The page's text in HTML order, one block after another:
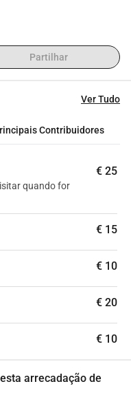
e agora temos
e todas as
a Égua grávida ....
Powerful, Queen,
se
de ter o nosso
ajuda!
Partilhar
Ver Tudo
Contribuidores
€ 25
quando for
€ 15
€ 10
€ 20
€ 10
arrecadação de